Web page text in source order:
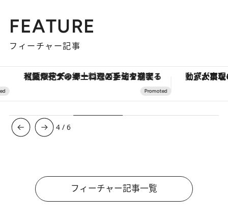
FEATURE
フィーチャー記事
「大事なのは地域の意識を変えること」。ロレックス賞受賞の自然保護活動家が実現させたナイジェリアの自然環境の復活 【銀座で出合う最旬美容】美髪ケアや上質
4 /6
フィーチャー記事一覧